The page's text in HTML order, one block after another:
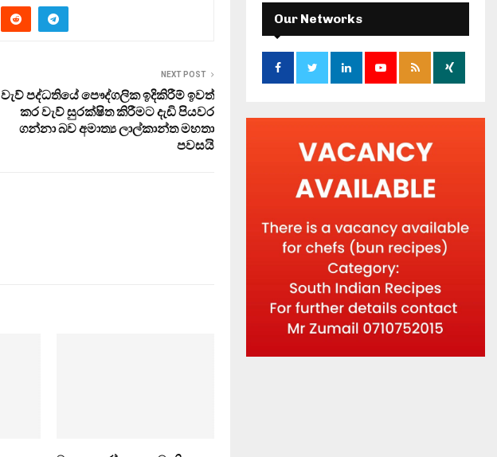
NEXT POST
වැව් පද්ධතියේ පෞද්ගලික ඉදිකිරීම් ඉවත්
කර වැව් සුරක්ෂිත කිරීමට දැඩි පියවර
ගන්නා බව අමාත්‍ය ලාල්කාන්ත මහතා
පවසයි
Our Networks